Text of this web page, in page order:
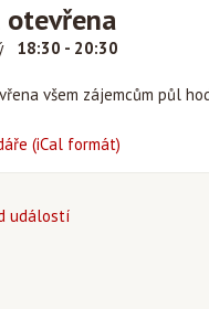
otevřena
18:30 - 20:30
všem zájemcům půl
(iCal formát)
událostí